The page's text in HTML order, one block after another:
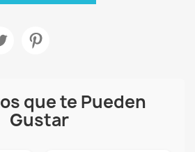
que te Pueden
Gustar